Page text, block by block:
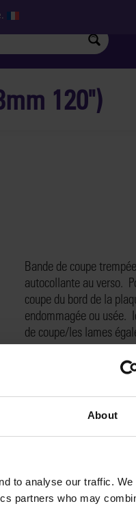
About
to analyse our traffic.
partners who may
120")
Bande de coupe
autocollante au verso.
coupe du bord de la
endommagée ou usée.
de coupe/les lames
Comment remplacer la
SKU:KT61-305